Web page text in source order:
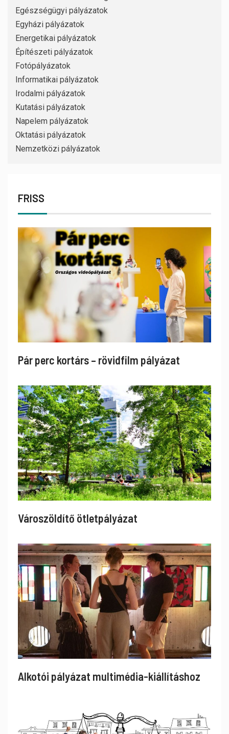
Egészségügyi pályázatok
Egyházi pályázatok
Energetikai pályázatok
Építészeti pályázatok
Fotópályázatok
Informatikai pályázatok
Irodalmi pályázatok
Kutatási pályázatok
Napelem pályázatok
Oktatási pályázatok
Nemzetközi pályázatok
FRISS
Pár perc kortárs – rövidfilm pályázat
Városzöldítő ötletpályázat
Alkotói pályázat multimédia-kiállításhoz